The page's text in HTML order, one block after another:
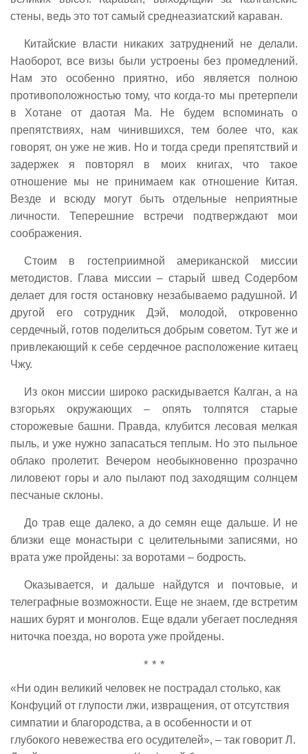
стены, ведь это тот самый среднеазиатский караван.
Китайские власти никаких затруднений не делали.
Наоборот, все визы были устроены без промедлений.
Нам это особенно приятно, ибо является полною
противоположностью тому, что когда-то мы претерпели
в Хотане от даотая Ма. Не будем вспоминать о
препятствиях, нам чинившихся, тем более что, как
говорят, он уже не жив. Но и тогда среди препятствий и
задержек я повторял в моих книгах, что такое
отношение мы не принимаем как отношение Китая.
Везде и всюду могут быть отдельные неприятные
личности. Теперешние встречи подтверждают мои
соображения.
Стоим в гостеприимной американской миссии
методистов. Глава миссии – старый швед Содербом
делает для гостя остановку незабываемо радушной. И
другой его сотрудник Дэй, молодой, откровенно
сердечный, готов поделиться добрым советом. Тут же и
привлекающий к себе сердечное расположение китаец
Чжу.
Из окон миссии широко раскидывается Калган, а на
взгорьях окружающих – опять толпятся старые
сторожевые башни. Правда, клубится лесовая мелкая
пыль, и уже нужно запасаться теплым. Но это пыльное
облако пролетит. Вечером необыкновенно прозрачно
лиловеют горы и ало пылают под заходящим солнцем
песчаные склоны.
До трав еще далеко, а до семян еще дальше. И не
близки еще монастыри с целительными записями, но
врата уже пройдены: за воротами – бодрость.
Оказывается, и дальше найдутся и почтовые, и
телеграфные возможности. Еще не знаем, где встретим
наших бурят и монголов. Еще вдали убегает последняя
ниточка поезда, но ворота уже пройдены.
* * *
«Ни один великий человек не пострадал столько, как
Конфуций от глупости лжи, извращения, от отсутствия
симпатии и благородства, а в особенности и от
глубокого невежества его осудителей», – так говорит Л.